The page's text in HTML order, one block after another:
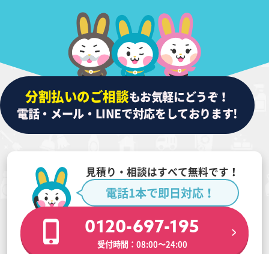
分割払いのご相談もお気軽にどうぞ！
電話・メール・LINEで対応をしております!
見積り・相談はすべて無料です！
電話1本で即日対応！
0120-697-195
受付時間：08:00〜24:00